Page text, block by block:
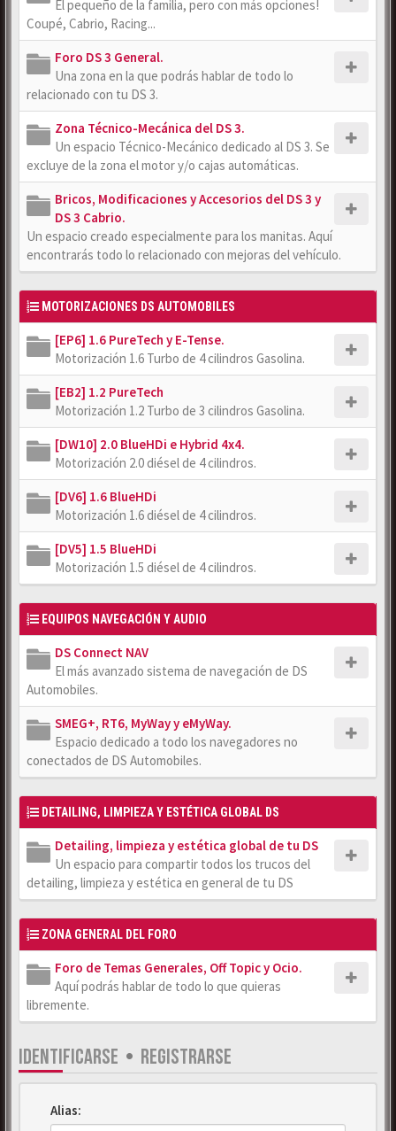
El pequeño de la familia, pero con más opciones!
Coupé, Cabrio, Racing...
Foro DS 3 General.
Una zona en la que podrás hablar de todo lo
relacionado con tu DS 3.
Zona Técnico-Mecánica del DS 3.
Un espacio Técnico-Mecánico dedicado al DS 3. Se
excluye de la zona el motor y/o cajas automáticas.
Bricos, Modificaciones y Accesorios del DS 3 y
DS 3 Cabrio.
Un espacio creado especialmente para los manitas. Aquí
encontrarás todo lo relacionado con mejoras del vehículo.
MOTORIZACIONES DS AUTOMOBILES
[EP6] 1.6 PureTech y E-Tense.
Motorización 1.6 Turbo de 4 cilindros Gasolina.
[EB2] 1.2 PureTech
Motorización 1.2 Turbo de 3 cilindros Gasolina.
[DW10] 2.0 BlueHDi e Hybrid 4x4.
Motorización 2.0 diésel de 4 cilindros.
[DV6] 1.6 BlueHDi
Motorización 1.6 diésel de 4 cilindros.
[DV5] 1.5 BlueHDi
Motorización 1.5 diésel de 4 cilindros.
EQUIPOS NAVEGACIÓN Y AUDIO
DS Connect NAV
El más avanzado sistema de navegación de DS
Automobiles.
SMEG+, RT6, MyWay y eMyWay.
Espacio dedicado a todo los navegadores no
conectados de DS Automobiles.
DETAILING, LIMPIEZA Y ESTÉTICA GLOBAL DS
Detailing, limpieza y estética global de tu DS
Un espacio para compartir todos los trucos del
detailing, limpieza y estética en general de tu DS
ZONA GENERAL DEL FORO
Foro de Temas Generales, Off Topic y Ocio.
Aquí podrás hablar de todo lo que quieras
libremente.
IDENTIFICARSE • REGISTRARSE
Alias: